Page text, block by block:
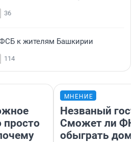
36
к жителям Башкирии
114
просто
МНЕНИЕ
Незваный
Сможет ли ФК
обыграть дома